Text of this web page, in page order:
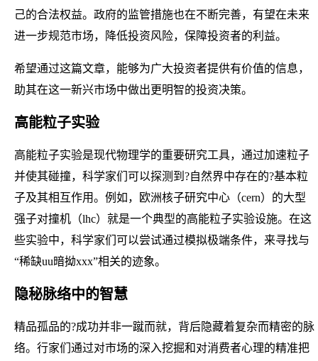
己的合法权益。政府的监管措施也在不断完善，有望在未来
进一步规范市场，降低投资风险，保障投资者的利益。
希望通过这篇文章，能够为广大投资者提供有价值的信息，
助其在这一新兴市场中做出更明智的投资决策。
高能粒子实验
高能粒子实验是现代物理学的重要研究工具，通过加速粒子
并使其碰撞，科学家们可以探测到?自然界中存在的?基本粒
子及其相互作用。例如，欧洲核子研究中心（cern）的大型
强子对撞机（lhc）就是一个典型的高能粒子实验设施。在这
些实验中，科学家们可以尝试通过模拟极端条件，来寻找与
“稀缺uu暗拗xxx”相关的迹象。
隐秘脉络中的智慧
精品孤品的?成功并非一蹴而就，背后隐藏着复杂而精密的脉
络。行家们通过对市场的深入挖掘和对消费者心理的精准把